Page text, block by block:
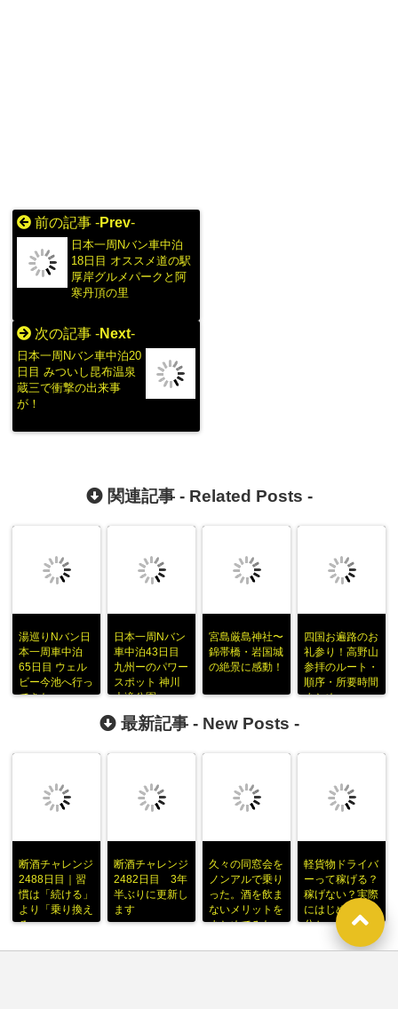
前の記事 -Prev-
日本一周Nバン車中泊
18日目 オススメ道の駅
厚岸グルメパークと阿
寒丹頂の里
次の記事 -Next-
日本一周Nバン車中泊20
日目 みついし昆布温泉
蔵三で衝撃の出来事
が！
関連記事 - Related Posts -
湯巡りNバン日
本一周車中泊
65日目 ウェル
ビー今池へ行っ
てきた
日本一周Nバン
車中泊43日目
九州ーのパワー
スポット 神川
大滝公園
宮島厳島神社〜
錦帯橋・岩国城
の絶景に感動！
四国お遍路のお
礼参り！高野山
参拝のルート・
順序・所要時間
まとめ
最新記事 - New Posts -
断酒チャレンジ
2488日目｜習
慣は「続ける」
より「乗り換え
る」
断酒チャレンジ
2482日目 3年
半ぶりに更新し
ます
久々の同窓会を
ノンアルで乗り
った。酒を飲ま
ないメリットを
まとめてみた
軽貨物ドライバ
ーって稼げる？
稼げない？実際
にはじめてみて
分かった事